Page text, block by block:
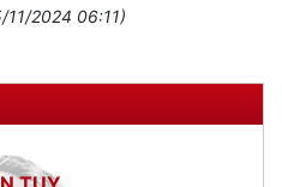
11/2024 06:11)
KHÔN KHÉO